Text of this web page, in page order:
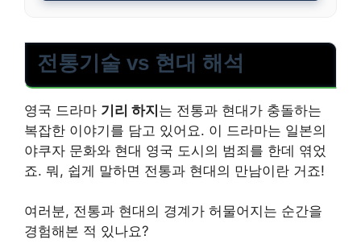
전통기술 vs 현대 해석
영국 드라마 기리 하지는 전통과 현대가 충돌하는
복잡한 이야기를 담고 있어요. 이 드라마는 일본의
야쿠자 문화와 현대 영국 도시의 범죄를 한데 엮었
죠. 뭐, 쉽게 말하면 전통과 현대의 만남이란 거죠!
여러분, 전통과 현대의 경계가 허물어지는 순간을
경험해본 적 있나요?